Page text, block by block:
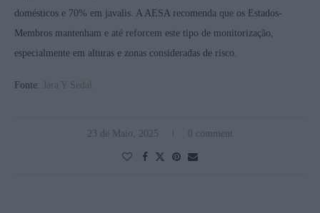
domésticos e 70% em javalis. A AESA recomenda que os Estados-
Membros mantenham e até reforcem este tipo de monitorização,
especialmente em alturas e zonas consideradas de risco.
Fonte: Jara Y Sedal
23 de Maio, 2025 0 comment